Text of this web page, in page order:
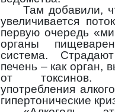
Там добавили,
увеличивается
первую очередь
органы
система.
печень – как
от токсинов.
употребления
гипертонические